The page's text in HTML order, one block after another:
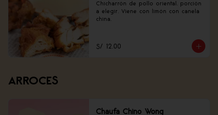
Chicharrón de pollo oriental, porción
a elegir. Viene con limón con canela
china.
S/ 12.00
ARROCES
Chaufa Chino Wong